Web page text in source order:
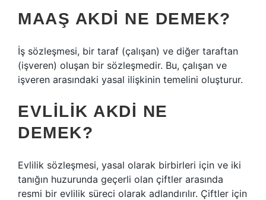
MAAŞ AKDI NE DEMEK?
İş sözleşmesi, bir taraf (çalışan) ve diğer taraftan
(işveren) oluşan bir sözleşmedir. Bu, çalışan ve
işveren arasındaki yasal ilişkinin temelini oluşturur.
EVLILIK AKDI NE
DEMEK?
Evlilik sözleşmesi, yasal olarak birbirleri için ve iki
tanığın huzurunda geçerli olan çiftler arasında
resmi bir evlilik süreci olarak adlandırılır. Çiftler için